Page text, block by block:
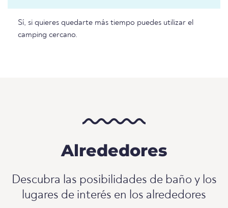
Sí, si quieres quedarte más tiempo puedes utilizar el
camping cercano.
Alrededores
Descubra las posibilidades de baño y los
lugares de interés en los alrededores